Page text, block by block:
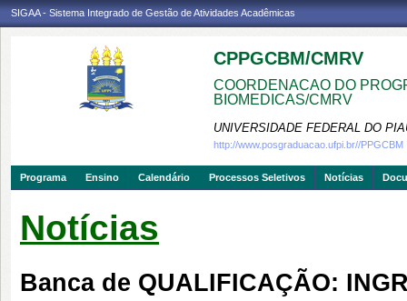
SIGAA - Sistema Integrado de Gestão de Atividades Acadêmicas
CPPGCBM/CMRV
COORDENACAO DO
BIOMEDICAS/CMRV
UNIVERSIDADE FEDERAL DO
http://www.posgraduacao.ufpi.br//PPGCBM
Programa Ensino Calendário Processos Seletivos Notícias
Notícias
Banca de QUALIFICAÇÃO: